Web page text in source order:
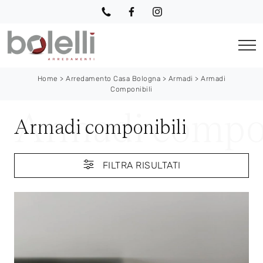
Home >Arredamento Casa Bologna > Armadi >Armadi
Componibili
Armadi componibili
FILTRA RISULTATI